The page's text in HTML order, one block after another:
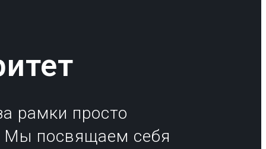
рамки просто
Мы посвящаем себя